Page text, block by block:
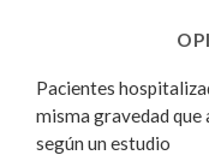
Pacientes
misma gravedad que
según un estudio